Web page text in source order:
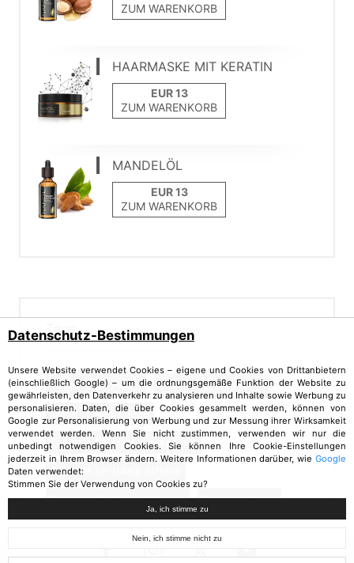
ZUM WARENKORB
HAARMASKE MIT KERATIN
ZUM WARENKORB
MANDELÖL
ZUM WARENKORB
Tags
Tonerde für Haare kosmetische Tonerde
Tonerde Haarpflege
Tonerde für Haare anwenden
Tonerde für Haare Effekte
Tonerde für Haare Wirkung Tonerde Typen
Datenschutz-Bestimmungen
Unsere Website verwendet Cookies – eigene und Cookies von Drittanbietern
(einschließlich Google) – um die ordnungsgemäße Funktion der Website zu
gewährleisten, den Datenverkehr zu analysieren und Inhalte sowie Werbung zu
personalisieren. Daten, die über Cookies gesammelt werden, können von
Google zur Personalisierung von Werbung und zur Messung ihrer Wirksamkeit
verwendet werden. Wenn Sie nicht zustimmen, verwenden wir nur die
unbedingt notwendigen Cookies. Sie können Ihre Cookie-Einstellungen
jederzeit in Ihrem Browser ändern. Weitere Informationen darüber, wie Google
Daten verwendet:
Stimmen Sie der Verwendung von Cookies zu?
Ja, ich stimme zu
Nein, ich stimme nicht zu